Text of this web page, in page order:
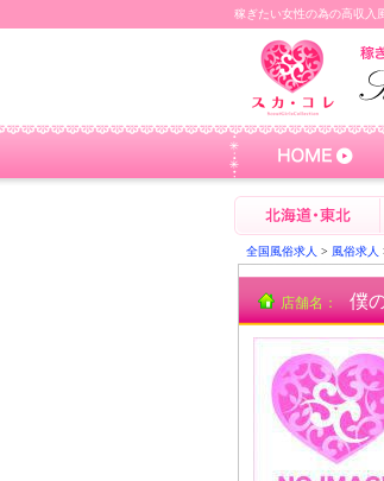
稼ぎたい女性の為の高収入
全国風俗求人 > 風俗求人
店舗名： 僕